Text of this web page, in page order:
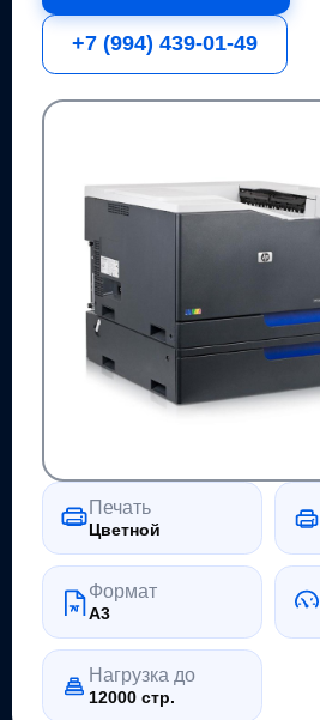
+7 (994) 439-01-49
Печать
Цветной
Формат
A3
Нагрузка до
12000 стр.